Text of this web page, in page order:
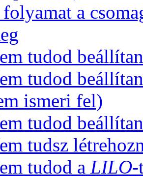
a
tudod
tudod
ismeri fel)
tudod
tudsz
tudod a LILO-